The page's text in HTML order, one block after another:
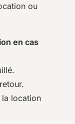
ou
en cas
la location